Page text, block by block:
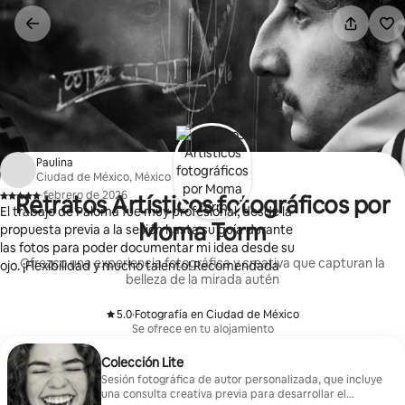
Ir
contenido
Retratos Artísticos fotográficos por
Moma Torm
Ofrezco una experiencia fotográfica y creativa que capturan la
belleza de la mirada autén
5.0
, ·Fotografía en Ciudad de México
Se ofrece en tu alojamiento
Colección Lite
Sesión fotográfica de autor personalizada, que incluye
una consulta creativa previa para desarrollar el
Paulina
Ciudad de México, México
,
·febrero de 2026
El trabajo de Paloma fue muy profesional, desde la
propuesta previa a la sesión hasta su guía durante
las fotos para poder documentar mi idea desde su
ojo. ¡Flexibilidad y mucho talento! Recomendada